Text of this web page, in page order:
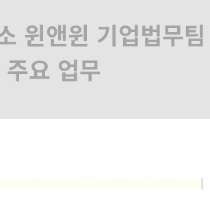
윈앤윈 기업법무팀
주요 업무